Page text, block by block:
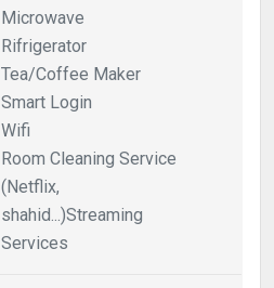
Microwave
Rifrigerator
Tea/Coffee Maker
Smart Login
Wifi
Room Cleaning Service
(Netflix,
shahid...)Streaming
Services